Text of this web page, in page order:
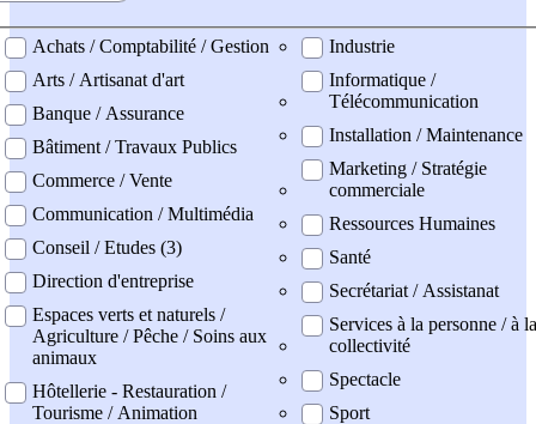
professionel
Achats / Comptabilité / Gestion
Arts / Artisanat d'art
Banque / Assurance
Bâtiment / Travaux Publics
Commerce / Vente
Communication / Multimédia
Conseil / Etudes (3)
Direction d'entreprise
Espaces verts et naturels /
Agriculture / Pêche / Soins aux
animaux
Hôtellerie - Restauration /
Tourisme / Animation
Industrie
Informatique /
Télécommunication
Installation / Maintenance
Marketing / Stratégie
commerciale
Ressources Humaines
Santé
Secrétariat / Assistanat
Services à la personne / à la
collectivité
Spectacle
Sport